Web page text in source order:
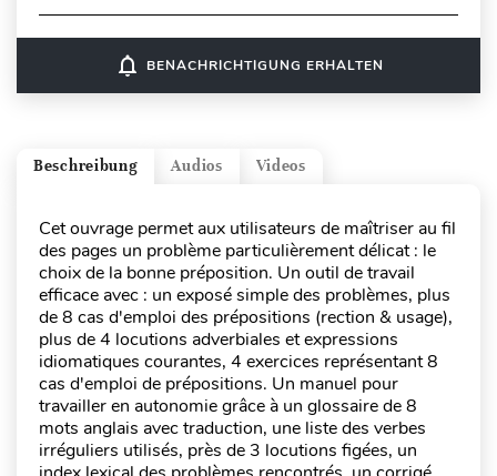
notifications_none BENACHRICHTIGUNG ERHALTEN
Videos
Audios
Beschreibung
Cet ouvrage permet aux utilisateurs de maîtriser au fil
des pages un problème particulièrement délicat : le
choix de la bonne préposition. Un outil de travail
efficace avec : un exposé simple des problèmes, plus
de 8 cas d'emploi des prépositions (rection & usage),
plus de 4 locutions adverbiales et expressions
idiomatiques courantes, 4 exercices représentant 8
cas d'emploi de prépositions. Un manuel pour
travailler en autonomie grâce à un glossaire de 8
mots anglais avec traduction, une liste des verbes
irréguliers utilisés, près de 3 locutions figées, un